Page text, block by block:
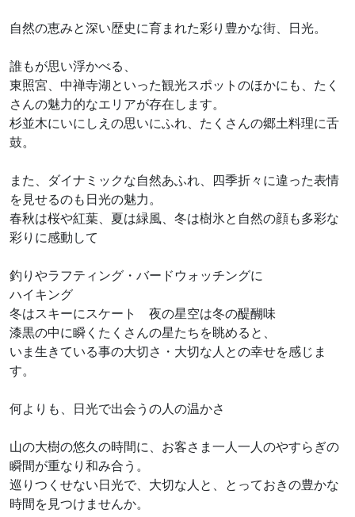
自然の恵みと深い歴史に育まれた彩り豊かな街、日光。
誰もが思い浮かべる、
東照宮、中禅寺湖といった観光スポットのほかにも、たく
さんの魅力的なエリアが存在します。
杉並木にいにしえの思いにふれ、たくさんの郷土料理に舌
鼓。
また、ダイナミックな自然あふれ、四季折々に違った表情
を見せるのも日光の魅力。
春秋は桜や紅葉、夏は緑風、冬は樹氷と自然の顔も多彩な
彩りに感動して
釣りやラフティング・バードウォッチングに
ハイキング
冬はスキーにスケート 夜の星空は冬の醍醐味
漆黒の中に瞬くたくさんの星たちを眺めると、
いま生きている事の大切さ・大切な人との幸せを感じま
す。
何よりも、日光で出会うの人の温かさ
山の大樹の悠久の時間に、お客さま一人一人のやすらぎの
瞬間が重なり和み合う。
巡りつくせない日光で、大切な人と、とっておきの豊かな
時間を見つけませんか。